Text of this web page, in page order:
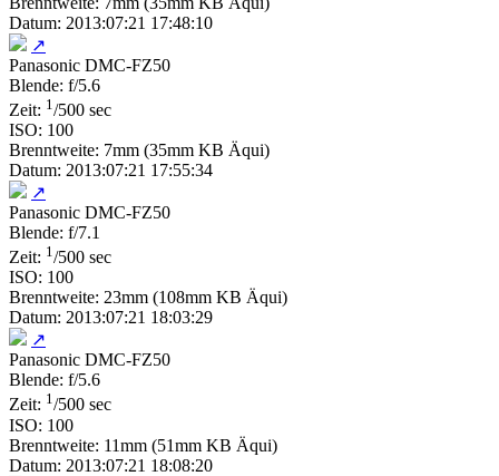
Datum: 2013:07:21 17:48:10
↗
Panasonic DMC-FZ50
Blende: f/5.6
Zeit: 1 /500 sec
ISO: 100
Brenntweite: 7mm (35mm KB Äqui)
Datum: 2013:07:21 17:55:34
↗
Panasonic DMC-FZ50
Blende: f/7.1
Zeit: 1/500 sec
ISO: 100
Brenntweite: 23mm (108mm KB Äqui)
Datum: 2013:07:21 18:03:29
↗
Panasonic DMC-FZ50
Blende: f/5.6
Zeit: 1/500 sec
ISO: 100
Brenntweite: 11mm (51mm KB Äqui)
Datum: 2013:07:21 18:08:20